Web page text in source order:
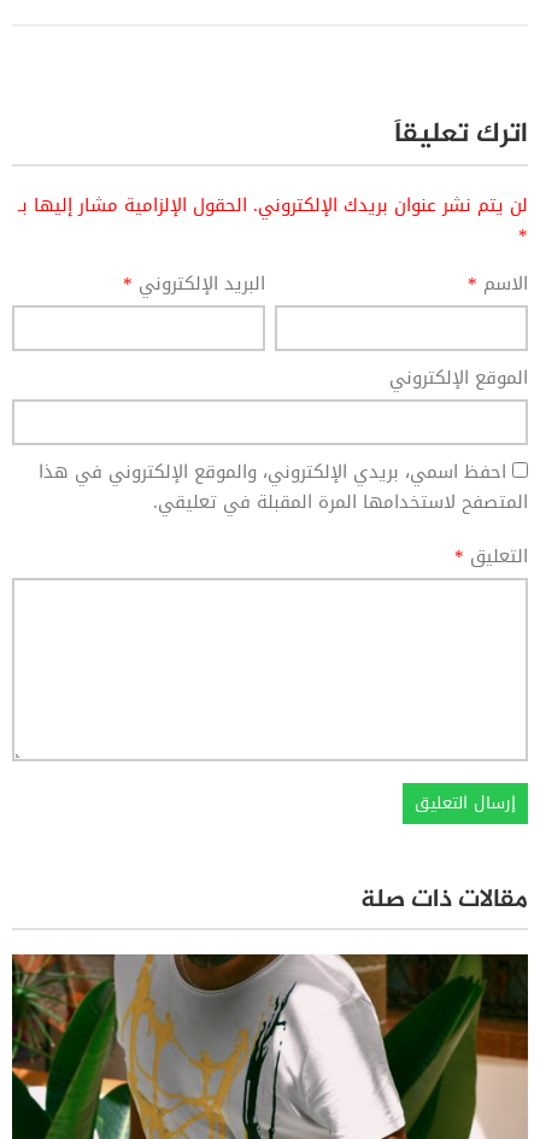
اترك تعليقاً
لن يتم نشر عنوان بريدك الإلكتروني. الحقول الإلزامية مشار إليها بـ
*
الاسم * البريد الإلكتروني *
الموقع الإلكتروني
احفظ اسمي، بريدي الإلكتروني، والموقع الإلكتروني في هذا
المتصفح لاستخدامها المرة المقبلة في تعليقي.
التعليق *
مقالات ذات صلة